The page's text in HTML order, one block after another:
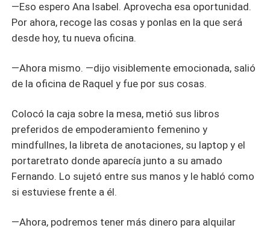
—Eso espero Ana Isabel. Aprovecha esa oportunidad.
Por ahora, recoge las cosas y ponlas en la que será
desde hoy, tu nueva oficina.
—Ahora mismo. —dijo visiblemente emocionada, salió
de la oficina de Raquel y fue por sus cosas.
Colocó la caja sobre la mesa, metió sus libros
preferidos de empoderamiento femenino y
mindfullnes, la libreta de anotaciones, su laptop y el
portaretrato donde aparecía junto a su amado
Fernando. Lo sujetó entre sus manos y le habló como
si estuviese frente a él.
—Ahora, podremos tener más dinero para alquilar